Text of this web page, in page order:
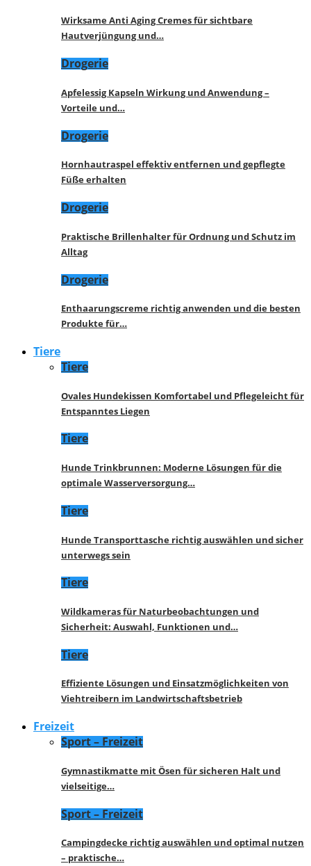
Wirksame Anti Aging Cremes für sichtbare
Hautverjüngung und…
Drogerie
Apfelessig Kapseln Wirkung und Anwendung –
Vorteile und…
Drogerie
Hornhautraspel effektiv entfernen und gepflegte
Füße erhalten
Drogerie
Praktische Brillenhalter für Ordnung und Schutz im
Alltag
Drogerie
Enthaarungscreme richtig anwenden und die besten
Produkte für…
Tiere
Tiere
Ovales Hundekissen Komfortabel und Pflegeleicht für
Entspanntes Liegen
Tiere
Hunde Trinkbrunnen: Moderne Lösungen für die
optimale Wasserversorgung…
Tiere
Hunde Transporttasche richtig auswählen und sicher
unterwegs sein
Tiere
Wildkameras für Naturbeobachtungen und
Sicherheit: Auswahl, Funktionen und…
Tiere
Effiziente Lösungen und Einsatzmöglichkeiten von
Viehtreibern im Landwirtschaftsbetrieb
Freizeit
Sport – Freizeit
Gymnastikmatte mit Ösen für sicheren Halt und
vielseitige…
Sport – Freizeit
Campingdecke richtig auswählen und optimal nutzen
– praktische…